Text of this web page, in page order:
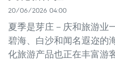
20/06/2026 04:00
夏季是芽庄－庆和旅游业
碧海、白沙和闻名遐迩的
化旅游产品也正在丰富游